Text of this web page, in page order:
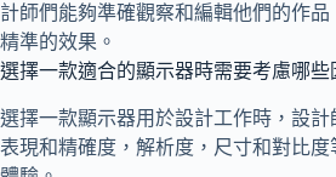
計師們能夠準確觀察和編輯他們的作
精準的效果。
選擇一款適合的顯示器時需要考慮哪些
選擇一款顯示器用於設計工作時，設
表現和精確度，解析度，尺寸和對比